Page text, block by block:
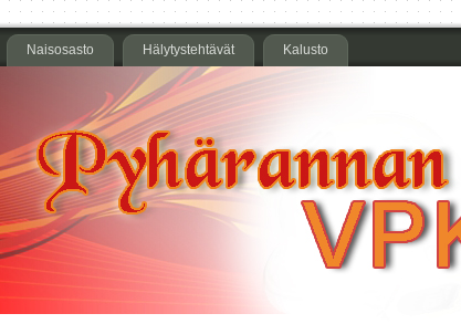
Naisosasto Hälytystehtävät Kalusto